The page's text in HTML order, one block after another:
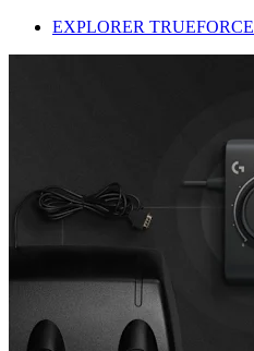
EXPLORER TRUEFORCE